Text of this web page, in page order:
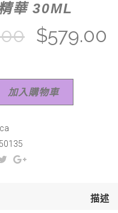
華 30ML
$579.00
加入購物車
描述